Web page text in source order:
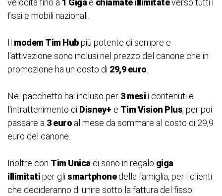
velocità fino a 1 Giga e chiamate illimitateverso tutti i
fissi e mobili nazionali.
Il modem Tim Hubpiù potente di sempre e
l'attivazione sono inclusi nel prezzo del canone che in
promozione ha un costo di 29,9 euro
Nel pacchetto hai incluso per 3 mesii contenuti e
l'intrattenimento di Disney+ e Tim Vision Plus, per poi
passare a 3 euro al mese da sommare al costo di 29,9
euro del canone.
Inoltre con Tim Unica ci sono in regalo giga
illimitatiper gli smartphonedella famiglia, per i clienti
che decideranno di unire sotto la fattura del fisso